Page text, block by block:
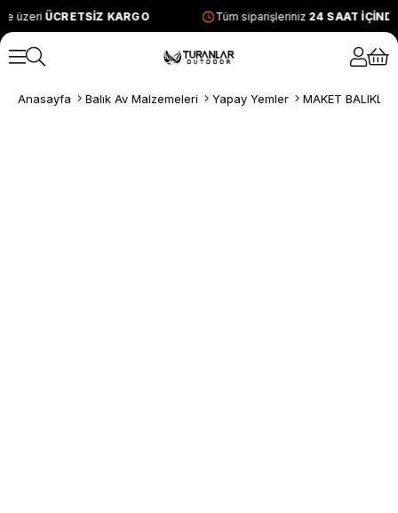
üzeri ÜCRETSİZ KARGO Tüm siparişleriniz24 SAAT
Anasayfa Balık Av Malzemeleri Yapay Yemler MAKET BALIKLAR